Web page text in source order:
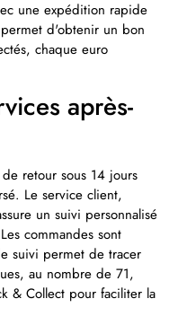
une expédition rapide
d'obtenir un bon
chaque euro
après-
retour sous 14 jours
Le service client,
un suivi personnalisé
commandes sont
suivi permet de tracer
au nombre de 71,
& Collect pour faciliter la